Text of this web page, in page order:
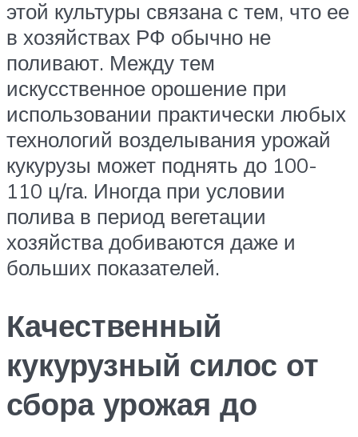
этой культуры связана с тем, что ее
в хозяйствах РФ обычно не
поливают. Между тем
искусственное орошение при
использовании практически любых
технологий возделывания урожай
кукурузы может поднять до 100-
110 ц/га. Иногда при условии
полива в период вегетации
хозяйства добиваются даже и
больших показателей.
Качественный
кукурузный силос от
сбора урожая до